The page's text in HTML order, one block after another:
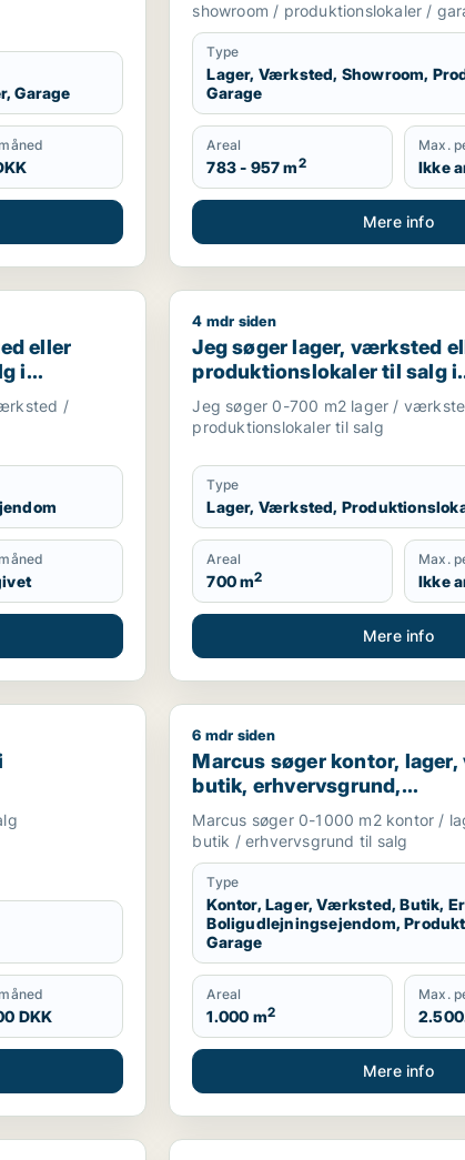
Garage
showroom / produktionslokaler /
Type
Lager, Værksted, Showroom,
Garage
Areal
783 - 957 m2
Max.
Ikke
Mere info
boligudlejningsejendom til salg i Storkøbenhavn
eller
i
/
Jeg søger lager, værksted eller
4 mdr siden
Jeg søger lager, værksted
produktionslokaler til salg i
Storkøbenhavn
Jeg søger 0-700 m2 lager /
produktionslokaler til salg
Type
Lager, Værksted,
Areal
700 m2
Max.
Ikke
Mere info
DKK
Marcus søger kontor, lager,
6 mdr siden
Marcus søger kontor,
butik, erhvervsgrund,
boligudlejningsejendom,
produktionslokaler eller
Storkøbenhavn
Marcus søger 0-1000 m2 kontor /
butik / erhvervsgrund til salg
Type
Kontor, Lager, Værksted, Butik,
Boligudlejningsejendom,
Garage
Areal
1.000 m2
Max.
Mere info